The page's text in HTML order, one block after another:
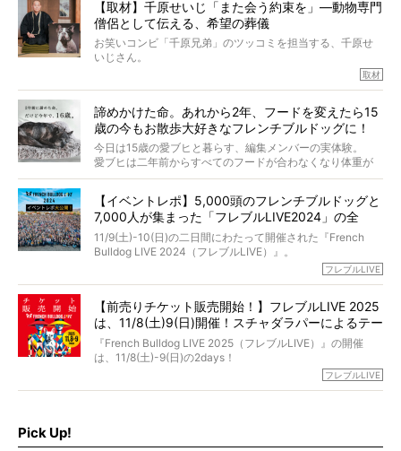
力をもつお笑い芸人「シークエンスはやとも」さんに、愛
犬の旅立ちや供養についてインタビュー。
インタビュアー兼対談相手は、大の犬好きで心霊分野の知
識にも長けているPELIさん。
「愛犬が旅立ったあと、ベッドやおもちゃはどうすればい
くれる？」
さらには、霊感がない人でも愛犬が成仏したことを知る方
法まで。
お笑い芸人だからこそ暗くなりすぎない、むしろ心がスッ
と軽くなる。
永久保存版のスペシャル対談です！
【取材】千原せいじ「また会う約束を」―動物専門
僧侶として伝える、希望の葬儀
お笑いコンビ「千原兄弟」のツッコミを担当する、千原せ
いじさん。
た。
僧侶としての名は「靖賢（せいけん）」。
当時54歳という年齢にして、なぜ動物専門僧侶という道を
選んだのか。
また、愛犬の旅立ちとどのように向き合うべきなのか。
た。
取材
諦めかけた命。あれから2年、フードを変えたら15
歳の今もお散歩大好きなフレンチブルドッグに！
今日は15歳の愛ブヒと暮らす、編集メンバーの実体験。
愛ブヒは二年前からすべてのフードが合わなくなり体重が
激減。検査をしても異常はなく「年齢のせいですね…」と言
もう諦めるしかないのかな…そんなとき、我が家に届いたの
が「THE fu-do(ザ・フード)」の試食品でした。
そして「THE fu-do(ザ・フード)」を食べつづけて二年、愛
ブヒは15歳になり、今も元気にお散歩をしています。
今回は、二年前の絶望から今までを包み隠さず、時系列で
【イベントレポ】5,000頭のフレンチブルドッグと
7,000人が集まった「フレブルLIVE2024」の全
貌！
11/9(土)-10(日)の二日間にわたって開催された『French
Bulldog LIVE 2024（フレブルLIVE）』。
今年はのべ5,000頭のフレンチブルドッグと7,000人のフレ
day1の司会はフレブルラバーのロッチさん。day2の音楽フ
ェスには世代ど真ん中のPUFFYが出演するなど、例年以上
に豪華なラインナップ。
北は北海道、南は鹿児島県から。全国のフレンチブルドッ
グが一堂に会した「フレブルLIVE2024」の模様を、詳しく
フレブルLIVE
【前売りチケット販売開始！】フレブルLIVE 2025
は、11/8(土)9(日)開催！スチャダラパーによるテー
マソング制作も決定
『French Bulldog LIVE 2025（フレブルLIVE）』の開催
は、11/8(土)-9(日)の2days！
お得な前売りチケット、いよいよ販売スタートです！フレブルLIVE
Pick Up!